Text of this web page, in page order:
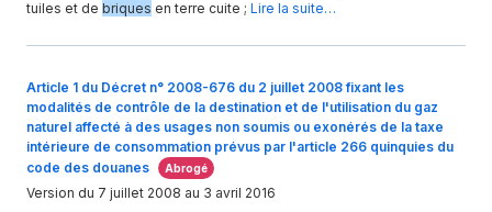
tuiles et de briques en terre cuite ; Lire la suite…
Article 1 du Décret n° 2008-676 du 2 juillet 2008 fixant les
modalités de contrôle de la destination et de l'utilisation du gaz
naturel affecté à des usages non soumis ou exonérés de la taxe
intérieure de consommation prévus par l'article 266 quinquies du
code des douanes
Abrogé
Version du 7 juillet 2008 au 3 avril 2016